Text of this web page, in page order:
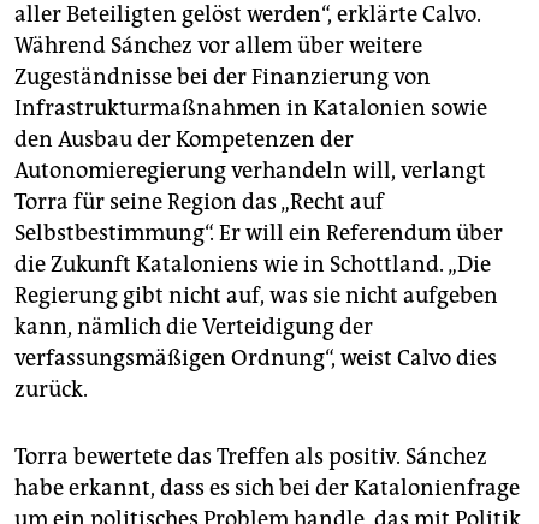
aller Beteiligten gelöst werden“, erklärte Calvo.
Während Sánchez vor allem über weitere
Zugeständnisse bei der Finanzierung von
Infrastrukturmaßnahmen in Katalonien sowie
den Ausbau der Kompetenzen der
Autonomieregierung verhandeln will, verlangt
Torra für seine Region das „Recht auf
Selbstbestimmung“. Er will ein Referendum über
die Zukunft Kataloniens wie in Schottland. „Die
Regierung gibt nicht auf, was sie nicht aufgeben
kann, nämlich die Verteidigung der
verfassungsmäßigen Ordnung“, weist Calvo dies
zurück.
Torra bewertete das Treffen als positiv. Sánchez
habe erkannt, dass es sich bei der Katalonienfrage